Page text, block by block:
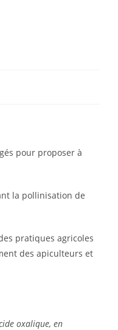
pour proposer à
la pollinisation de
pratiques agricoles
des apiculteurs et
oxalique, en